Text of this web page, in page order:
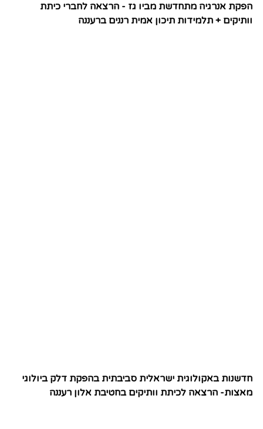
הפקת אנרגיה מתחדשת מביו גז - הרצאה לחברי כיתת
וותיקים + תלמידות תיכון אמית רננים ברעננה
חדשנות באקולוגית ישראלית סביבתית בהפקת דלק ביולוגי
מאצות- הרצאה לכיתת וותיקים בחטיבת אלון רעננה